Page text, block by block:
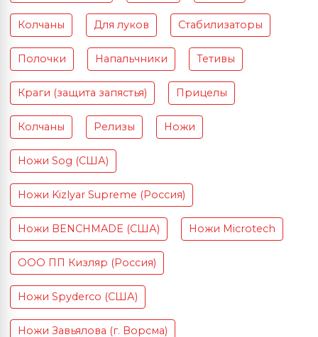
Колчаны Для луков Стабилизаторы
Полочки Напальчники Тетивы
Краги (защита запястья) Прицелы
Колчаны Релизы Ножи
Ножи Sog (США)
Ножи Kizlyar Supreme (Россия)
Ножи BENCHMADE (США) Ножи Microtech
ООО ПП Кизляр (Россия)
Ножи Spyderco (США)
Ножи Завьялова (г. Ворсма)